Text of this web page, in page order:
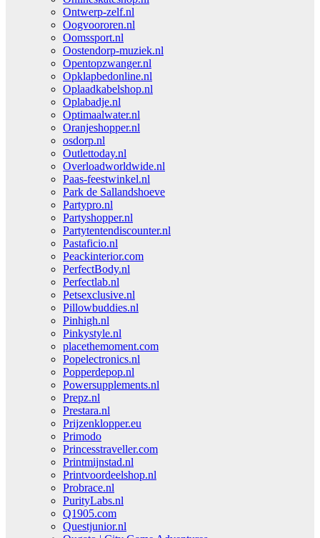
Ontwerp-zelf.nl
Oogvoororen.nl
Oomssport.nl
Oostendorp-muziek.nl
Opentopzwanger.nl
Opklapbedonline.nl
Oplaadkabelshop.nl
Oplabadje.nl
Optimaalwater.nl
Oranjeshopper.nl
osdorp.nl
Outlettoday.nl
Overloadworldwide.nl
Paas-feestwinkel.nl
Park de Sallandshoeve
Partypro.nl
Partyshopper.nl
Partytentendiscounter.nl
Pastaficio.nl
Peackinterior.com
PerfectBody.nl
Perfectlab.nl
Petsexclusive.nl
Pillowbuddies.nl
Pinhigh.nl
Pinkystyle.nl
placethemoment.com
Popelectronics.nl
Popperdepop.nl
Powersupplements.nl
Prepz.nl
Prestara.nl
Prijzenklopper.eu
Primodo
Princesstraveller.com
Printmijnstad.nl
Printvoordeelshop.nl
Probrace.nl
PurityLabs.nl
Q1905.com
Questjunior.nl